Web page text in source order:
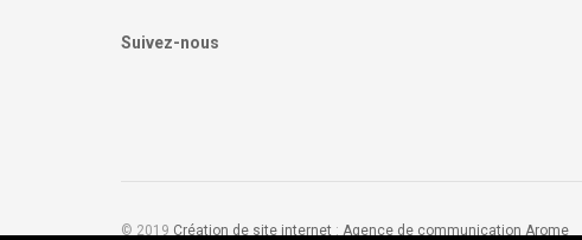
Suivez-nous
© 2019 Création de site internet : Agence de communication Arome